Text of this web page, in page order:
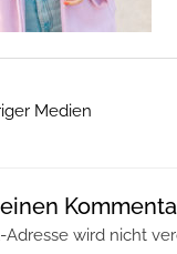
Medien
Adresse wird nicht